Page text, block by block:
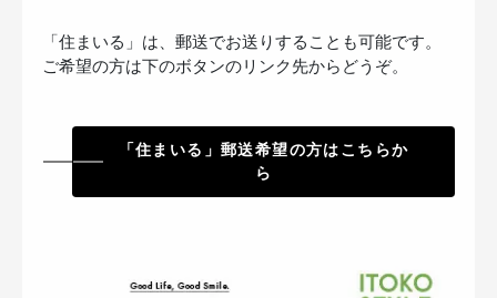
「住まいる」は、郵送でお送りすることも可能です。
ご希望の方は下のボタンのリンク先からどうぞ。
「住まいる」郵送希望の方はこちらか
ら